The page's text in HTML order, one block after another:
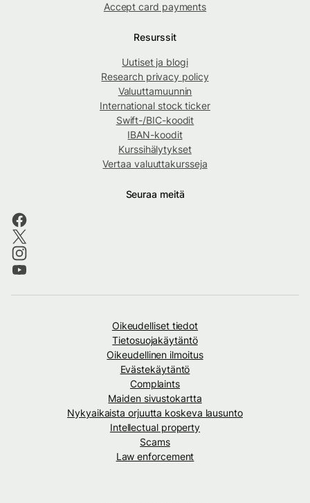
Accept card payments
Resurssit
Uutiset ja blogi
Research privacy policy
Valuuttamuunnin
International stock ticker
Swift-/BIC-koodit
IBAN-koodit
Kurssihälytykset
Vertaa valuuttakursseja
Seuraa meitä
Oikeudelliset tiedot
Tietosuojakäytäntö
Oikeudellinen ilmoitus
Evästekäytäntö
Complaints
Maiden sivustokartta
Nykyaikaista orjuutta koskeva lausunto
Intellectual property
Scams
Law enforcement